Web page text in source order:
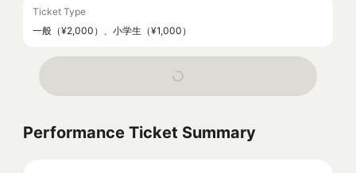
Ticket Type
一般（¥2,000）、小学生（¥1,000）
Performance Ticket Summary